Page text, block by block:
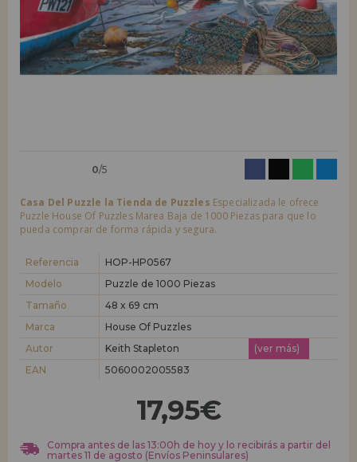
LIQUIDACIONES
INFORMACIÓN
Quiero registrarme como
nuevo cliente
Al crear una cuenta en casadelpuzzle.com podrás realizar tus compras
rápidamente en nuestra tienda virtual, revisar el estado de tus pedidos
nuevo distribuidor
¿Eres Profesional o Empresa?. ¿Quieres vender en tu negocio
condiciones de ventas con descuentos especiales para la distribución.
¡Adelante! Te estábamos esperando.
0/5
Casa Del Puzzle la Tienda de Puzzles Especializada le ofrece
Puzzle House Of Puzzles Marea Baja de 1000 Piezas para que lo
pueda comprar de forma rápida y segura.
Referencia
HOP-HP0567
Modelo
Puzzle de 1000 Piezas
Tamaño
48 x 69 cm
Marca
House Of Puzzles
Autor
Keith Stapleton
(ver más)
EAN
5060002005583
17,95€
Compra antes de las 13:00h de hoy y lo recibirás a partir del
martes 11 de agosto (Envíos Peninsulares)